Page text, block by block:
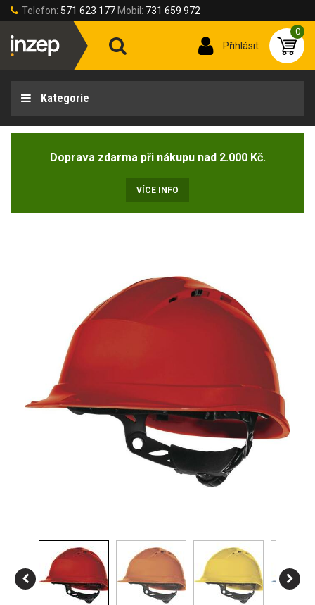
Telefon: 571 623 177 Mobil: 731 659 972
Přihlásit
0
Kategorie
Doprava zdarma při nákupu nad 2.000 Kč.
VÍCE INFO